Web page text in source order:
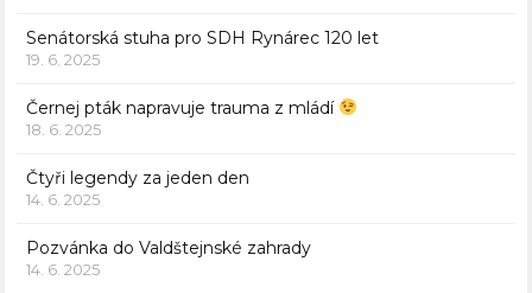
Senátorská stuha pro SDH Rynárec 120 let
19. 6. 2025
Černej pták napravuje trauma z mládí
18. 6. 2025
Čtyři legendy za jeden den
14. 6. 2025
Pozvánka do Valdštejnské zahrady
14. 6. 2025